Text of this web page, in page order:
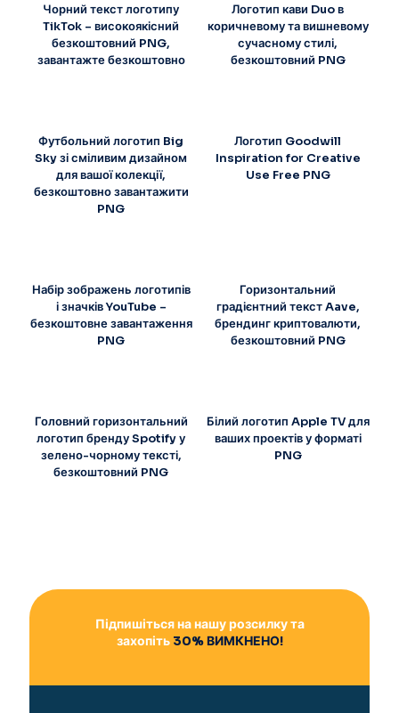
Чорний текст логотипу
TikTok – високоякісний
безкоштовний PNG,
завантажте безкоштовно
Логотип кави Duo в
коричневому та вишневому
сучасному стилі,
безкоштовний PNG
Футбольний логотип Big
Sky зі сміливим дизайном
для вашої колекції,
безкоштовно завантажити
PNG
Логотип Goodwill
Inspiration for Creative
Use Free PNG
Набір зображень логотипів
і значків YouTube –
безкоштовне завантаження
PNG
Горизонтальний
градієнтний текст Aave,
брендинг криптовалюти,
безкоштовний PNG
Головний горизонтальний
логотип бренду Spotify у
зелено-чорному тексті,
безкоштовний PNG
Білий логотип Apple TV для
ваших проектів у форматі
PNG
Підпишіться на нашу розсилку та
захопіть30% ВИМКНЕНО!